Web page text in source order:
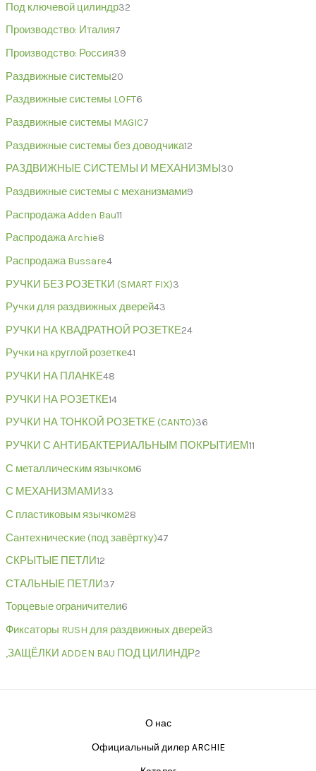
Под ключевой цилиндр32
Производство: Италия7
Производство: Россия39
Раздвижные системы20
Раздвижные системы LOFT6
Раздвижные системы MAGIC7
Раздвижные системы без доводчика12
РАЗДВИЖНЫЕ СИСТЕМЫ И МЕХАНИЗМЫ 30
Раздвижные системы с механизмами9
Распродажа Adden Bau11
Распродажа Archie8
Распродажа Bussare4
РУЧКИ БЕЗ РОЗЕТКИ (SMART FIX)3
Ручки для раздвижных дверей43
РУЧКИ НА КВАДРАТНОЙ РОЗЕТКЕ24
Ручки на круглой розетке41
РУЧКИ НА ПЛАНКЕ48
РУЧКИ НА РОЗЕТКЕ14
РУЧКИ НА ТОНКОЙ РОЗЕТКЕ (CANTO)36
РУЧКИ С АНТИБАКТЕРИАЛЬНЫМ ПОКРЫТИЕМ11
С металлическим язычком6
С МЕХАНИЗМАМИ33
С пластиковым язычком28
Сантехнические (под завёртку)47
СКРЫТЫЕ ПЕТЛИ12
СТАЛЬНЫЕ ПЕТЛИ37
Торцевые ограничители6
Фиксаторы RUSH для раздвижных дверей3
,ЗАЩЁЛКИ ADDEN BAU ПОД ЦИЛИНДР2
О нас
Официальный дилер ARCHIE